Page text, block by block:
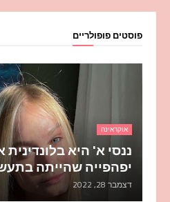
פוסטים פופולריים
אוקראינה
ננסי א' היא בלונדינית
יפהפייה שהייתה
דצמבר 28, 2022